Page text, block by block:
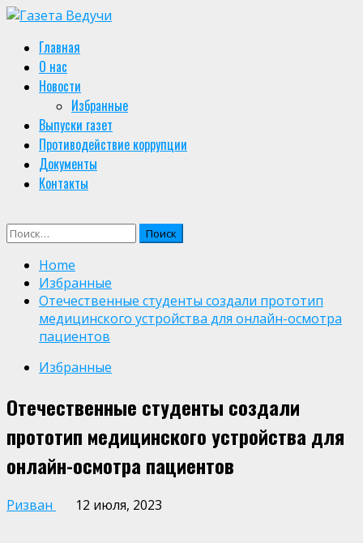
Skip
content
Primary
Menu
Главная
О нас
Новости
Избранные
Выпуски газет
Противодействие коррупции
Документы
Контакты
Найти:
Home
Избранные
Отечественные студенты создали прототип
медицинского устройства для онлайн-осмотра
пациентов
Избранные
Отечественные студенты создали
прототип медицинского устройства для
онлайн-осмотра пациентов
Ризван 12 июля, 2023